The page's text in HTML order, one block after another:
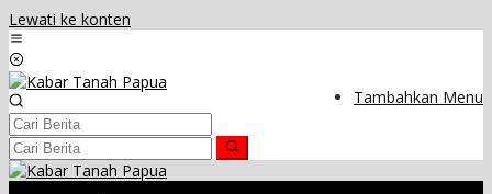
Lewati ke konten
Tambahkan Menu